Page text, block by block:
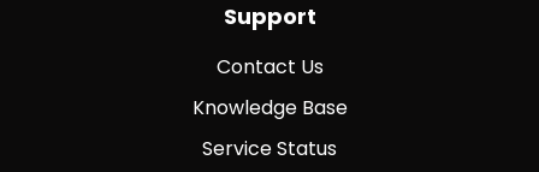
Support
Contact Us
Knowledge Base
Service Status